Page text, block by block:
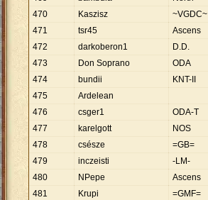
470
Kaszisz ~VGDC~
471
tsr45 Ascens
472
darkoberon1 D.D.
473
Don Soprano ODA
474
bundii KNT-II
475
Ardelean
476
csger1 ODA-T
477
karelgott NOS
478
csésze =GB=
479
inczeisti -LM-
480
NPepe Ascens
481
Krupi =GMF=